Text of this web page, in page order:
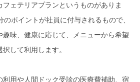
ェテリアプランというものがありま
ポイントが社員に付与されるもので、
味、健康に応じて、メニューから希望
して利用します。
利用や人間ドック受診の医療費補助、宿